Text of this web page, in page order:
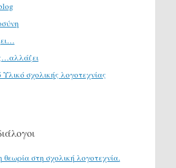
σχολικής λογοτεχνίας
θεωρία στη σχολική λογοτεχνία.